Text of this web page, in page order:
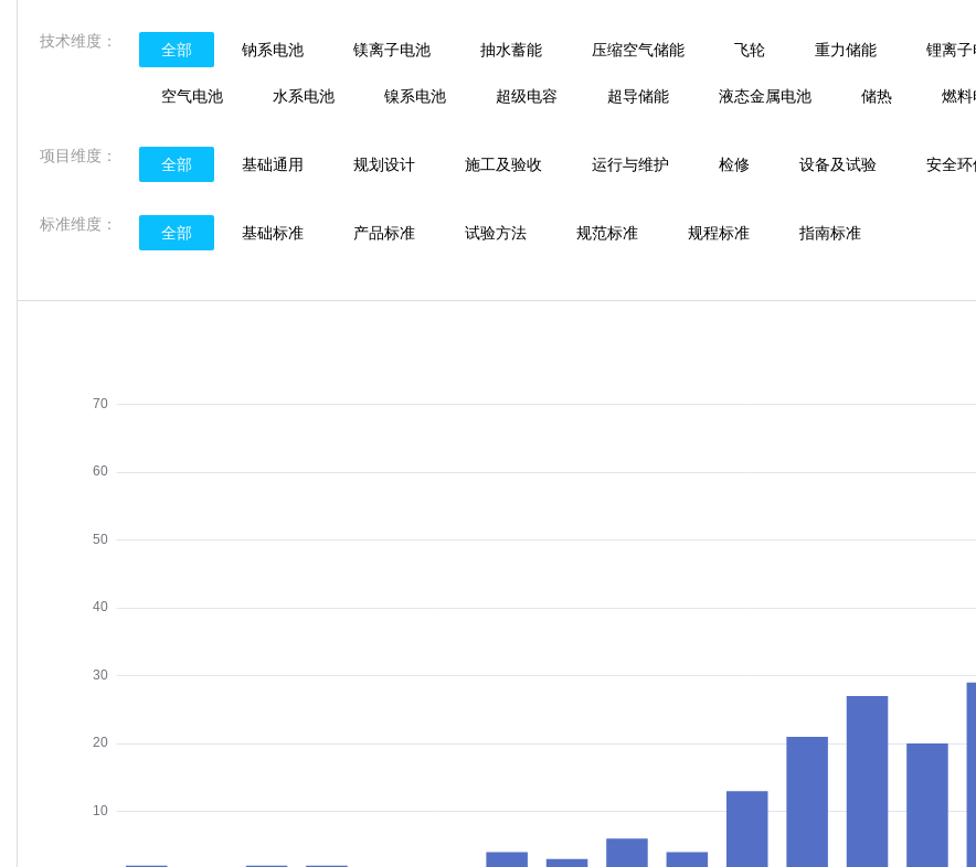
技术维度： 全部 钠系电池 镁离子电池 抽水蓄能 压缩空气储能 飞轮 重力储能 锂离子
空气电池 水系电池 镍系电池 超级电容 超导储能 液态金属电池 储热 燃料
项目维度： 全部 基础通用 规划设计 施工及验收 运行与维护 检修 设备及试验 安全环
标准维度： 全部 基础标准 产品标准 试验方法 规范标准 规程标准 指南标准